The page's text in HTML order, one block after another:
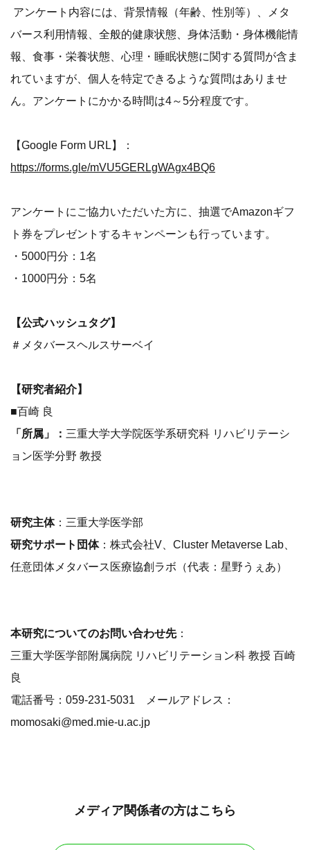
アンケート内容には、背景情報（年齢、性別等）、メタ
バース利用情報、全般的健康状態、身体活動・身体機能情
報、食事・栄養状態、心理・睡眠状態に関する質問が含ま
れていますが、個人を特定できるような質問はありませ
ん。アンケートにかかる時間は4～5分程度です。
【Google Form URL】：
https://forms.gle/mVU5GERLgWAgx4BQ6
アンケートにご協力いただいた方に、抽選でAmazonギフ
ト券をプレゼントするキャンペーンも行っています。
・5000円分：1名
・1000円分：5名
【公式ハッシュタグ】
＃メタバースヘルスサーベイ
【研究者紹介】
■百崎 良
「所属」： 三重大学大学院医学系研究科 リハビリテーシ
ョン医学分野 教授
研究主体：三重大学医学部
研究サポート団体：株式会社V、Cluster Metaverse Lab、
任意団体メタバース医療協創ラボ（代表：星野うぇあ）
本研究についてのお問い合わせ先：
三重大学医学部附属病院 リハビリテーション科 教授 百崎
良
電話番号：059-231-5031 メールアドレス：
momosaki@med.mie-u.ac.jp
メディア関係者の方はこちら